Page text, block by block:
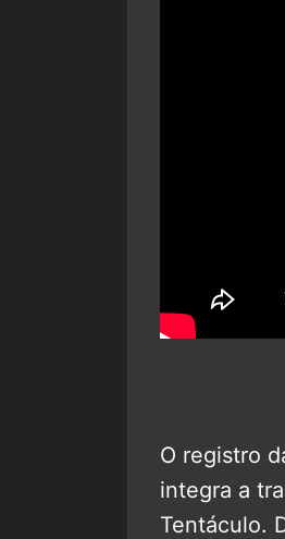
O registro
integra a
Tentáculo.